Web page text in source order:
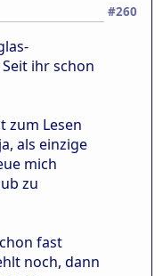
#260
ihr schon
zum Lesen
als einzige
mich
zu
fast
noch, dann